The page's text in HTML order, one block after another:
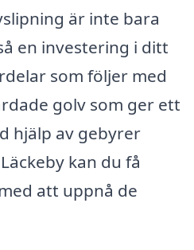
är inte bara
en investering i ditt
som följer med
golv som ger ett
hjälp av gebyrer
kan du få
att uppnå de